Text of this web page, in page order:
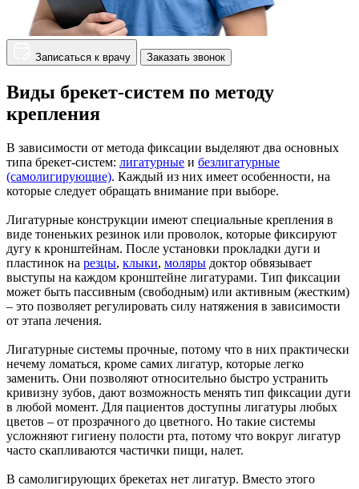
Записаться к врачу Заказать звонок
Виды брекет-систем по методу
крепления
В зависимости от метода фиксации выделяют два основных
типа брекет-систем: лигатурные и безлигатурные
(самолигирующие). Каждый из них имеет особенности, на
которые следует обращать внимание при выборе.
Лигатурные конструкции имеют специальные крепления в
виде тоненьких резинок или проволок, которые фиксируют
дугу к кронштейнам. После установки прокладки дуги и
пластинок на резцы, клыки, моляры доктор обвязывает
выступы на каждом кронштейне лигатурами. Тип фиксации
может быть пассивным (свободным) или активным (жестким)
– это позволяет регулировать силу натяжения в зависимости
от этапа лечения.
Лигатурные системы прочные, потому что в них практически
нечему ломаться, кроме самих лигатур, которые легко
заменить. Они позволяют относительно быстро устранить
кривизну зубов, дают возможность менять тип фиксации дуги
в любой момент. Для пациентов доступны лигатуры любых
цветов – от прозрачного до цветного. Но такие системы
усложняют гигиену полости рта, потому что вокруг лигатур
часто скапливаются частички пищи, налет.
В самолигирующих брекетах нет лигатур. Вместо этого